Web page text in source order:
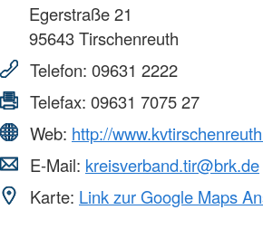
Egerstraße 21
95643Tirschenreuth
Telefon: 09631 2222
Telefax: 09631 7075 27
Web: http://
E-Mail: kreisverband.tir@brk.de
Karte: Link zur Google Maps